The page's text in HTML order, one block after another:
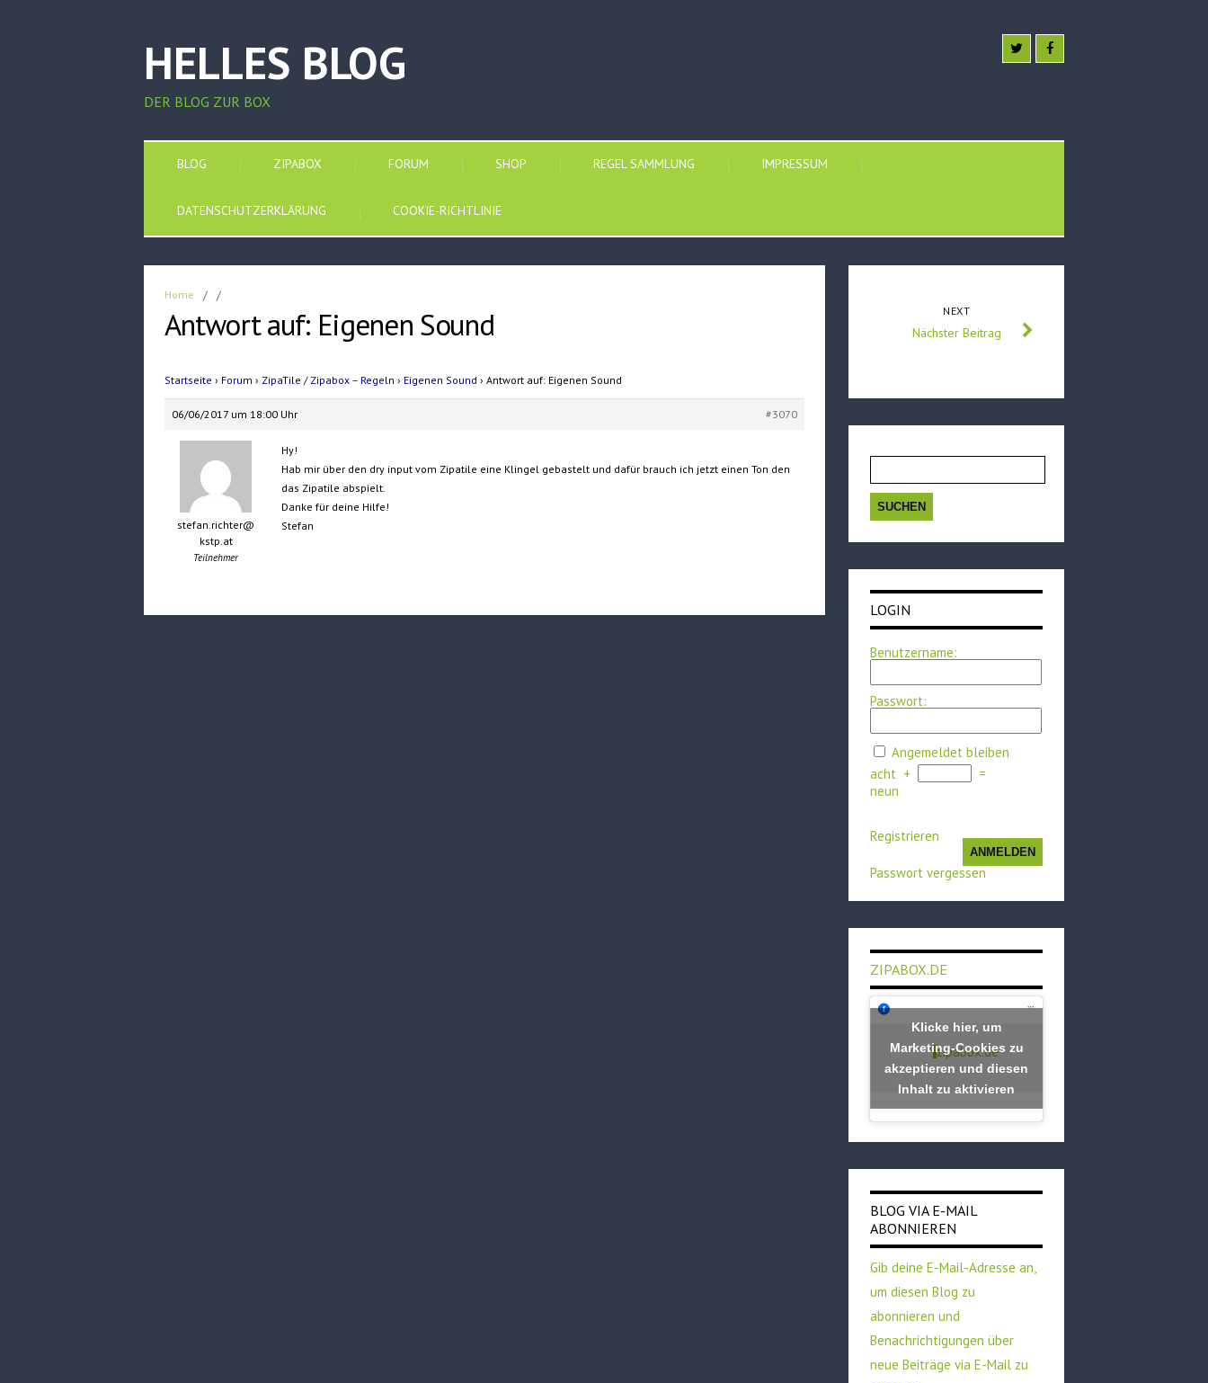
HELLES BLOG
DER BLOG ZUR BOX
BLOG ZIPABOX FORUM SHOP REGEL SAMMLUNG IMPRESSUM
DATENSCHUTZERKLÄRUNG COOKIE-RICHTLINIE
Home / /
Antwort auf: Eigenen Sound
Startseite › Forum › ZipaTile / Zipabox – Regeln › Eigenen Sound › Antwort auf: Eigenen Sound
06/06/2017 um 18:00 Uhr #3070
stefan.richter@
kstp.at
Teilnehmer
Hy!
Hab mir über den dry input vom Zipatile eine Klingel gebastelt und dafür brauch ich jetzt einen Ton den
das Zipatile abspielt.
Danke für deine Hilfe!
Stefan
NEXT
Nächster Beitrag
nach:
LOGIN
Benutzername:
Passwort:
Angemeldet bleiben
acht +
=
neun
ANMELDEN
Registrieren
Passwort vergessen
ZIPABOX.DE
zipabox.de
Klicke hier, um
Marketing-Cookies zu
akzeptieren und diesen
Inhalt zu aktivieren
BLOG VIA E-MAIL
ABONNIEREN
Gib deine E-Mail-Adresse an,
um diesen Blog zu
abonnieren und
Benachrichtigungen über
neue Beiträge via E-Mail zu